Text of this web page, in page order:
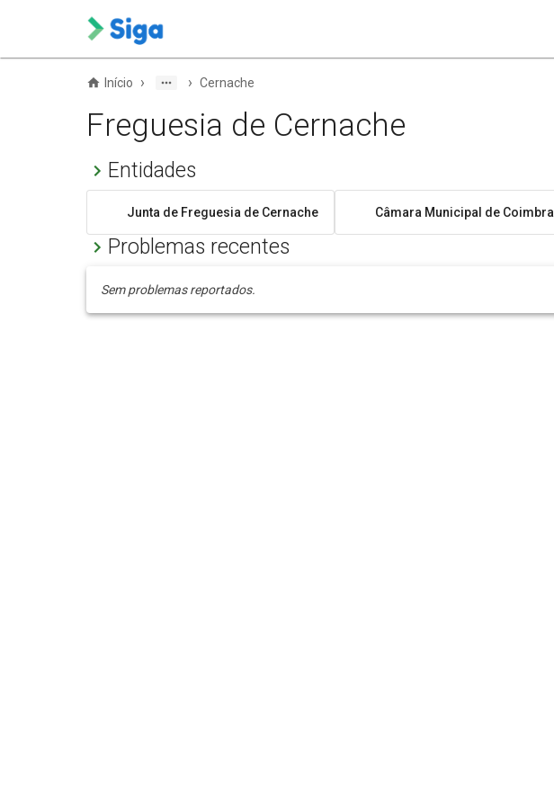
Início › › Cernache
Freguesia de Cernache
Entidades
Junta de Freguesia de Cernache Câmara Municipal de Coimbra
Problemas recentes
Sem problemas reportados.